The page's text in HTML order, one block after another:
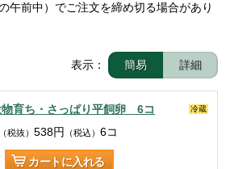
午前中）でご注文を締め切る場合があり
表示： 簡易 詳細
物育ち・さっぱり平飼卵 6コ 冷蔵
（税抜） 538円 （税込） 6コ
カートに入れる